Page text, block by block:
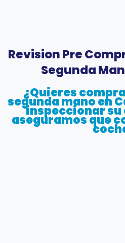
Revision Pre
Segunda
¿Quieres
segunda mano en
inspeccionar su
aseguramos que